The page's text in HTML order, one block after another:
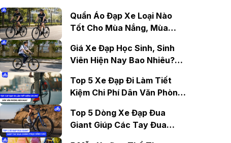
Quần Áo Đạp Xe Loại Nào
Tốt Cho Mùa Nắng, Mùa
Giá Xe Đạp Học Sinh, Sinh
Viên Hiện Nay Bao Nhiêu?
Top 5 Xe Đạp Đi Làm Tiết
Kiệm Chi Phí Dân Văn Phòng
Top 5 Dòng Xe Đạp Đua
Giant Giúp Các Tay Đua